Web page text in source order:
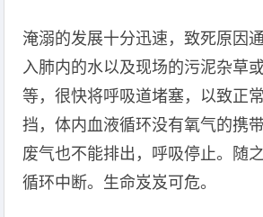
淹溺的发展十分迅速，致死原因
入肺内的水以及现场的污泥杂草
等，很快将呼吸道堵塞，以致正
挡，体内血液循环没有氧气的携
废气也不能排出，呼吸停止。随
循环中断。生命岌岌可危。